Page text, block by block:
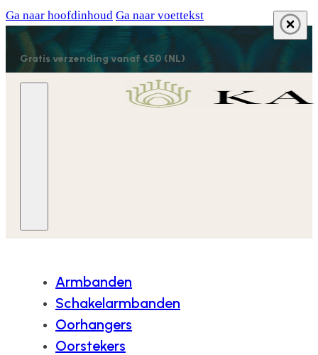
Ga naar hoofdinhoud Ga naar voettekst
Gratis verzending vanaf €50 (NL)
Armbanden
Schakelarmbanden
Oorhangers
Oorstekers